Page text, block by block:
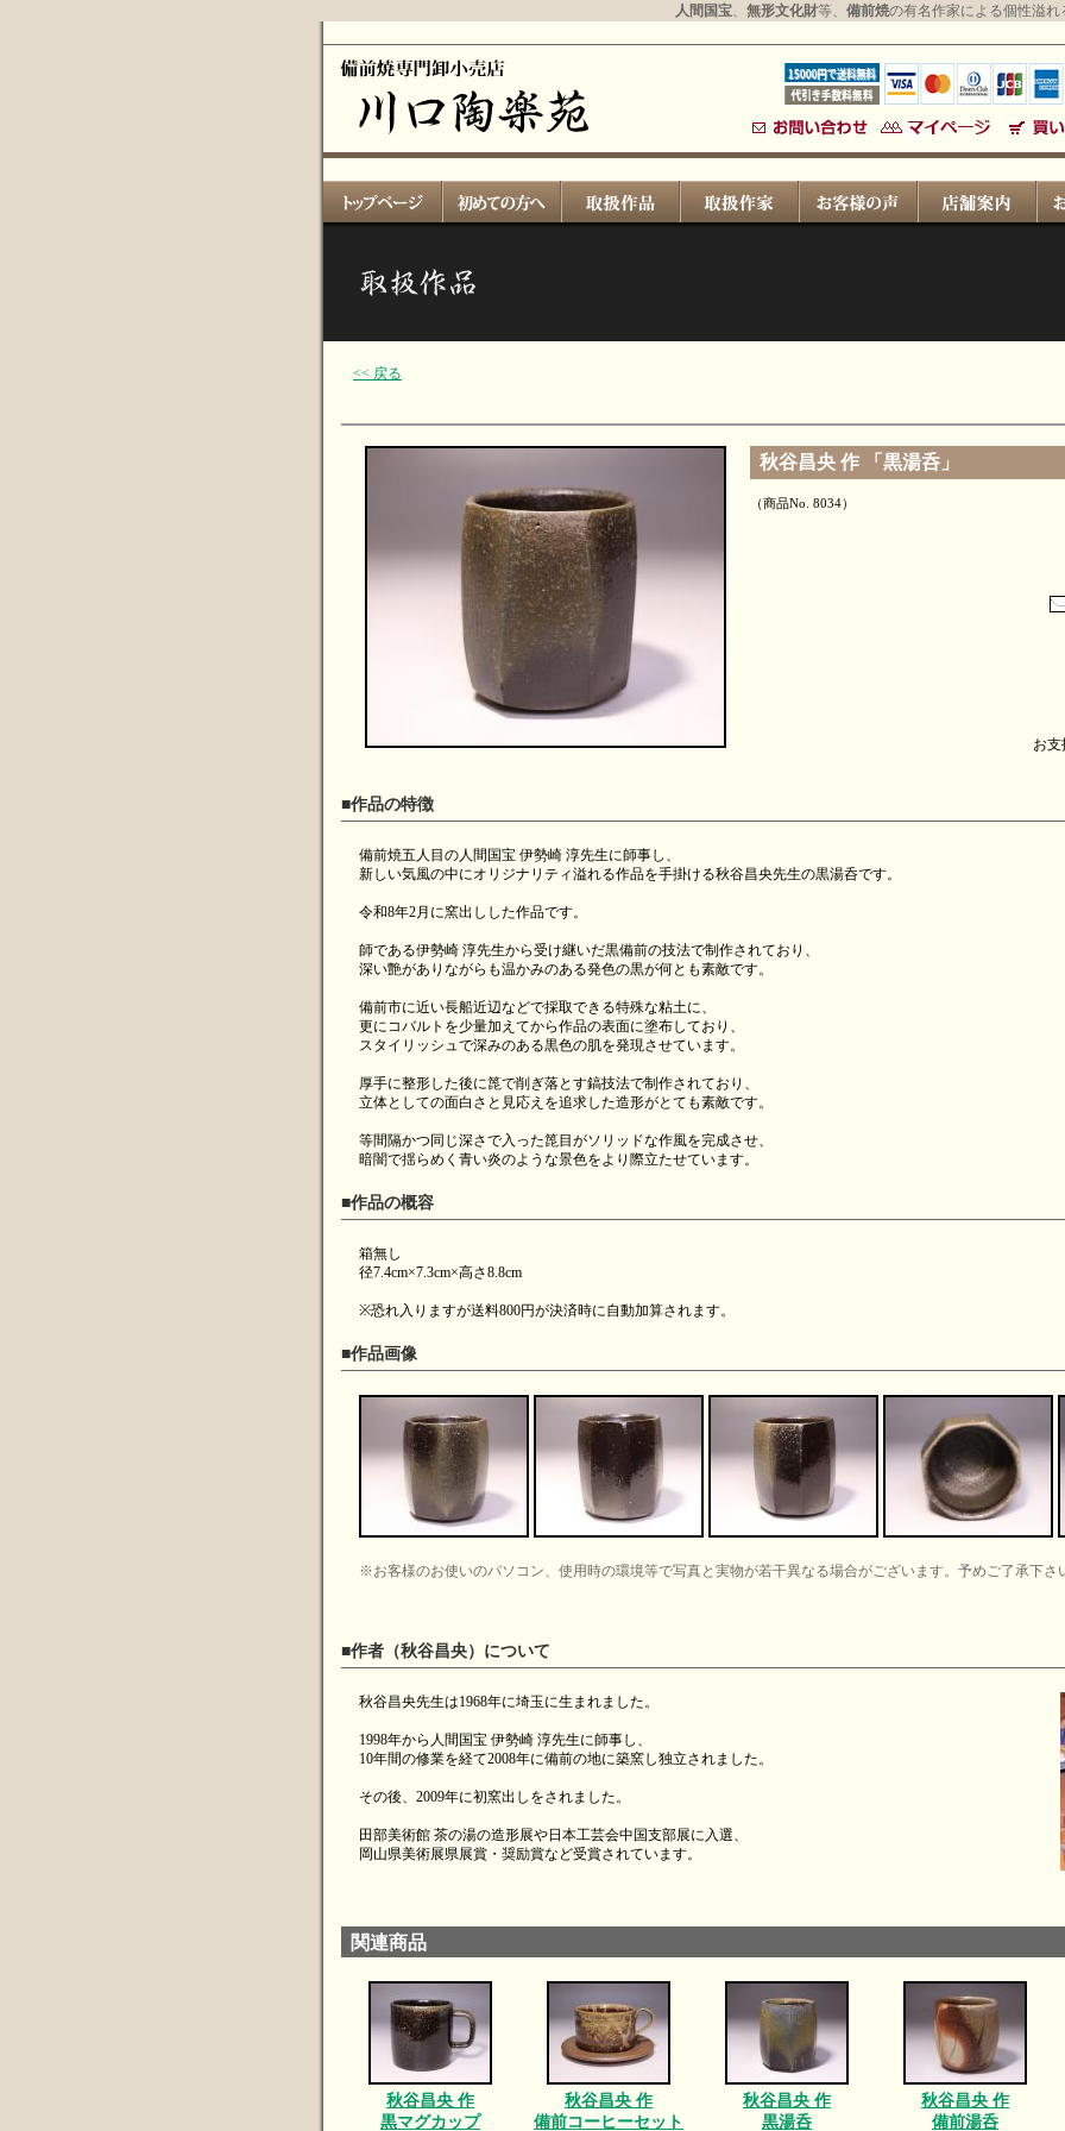
人間国宝、 無形文化財等、 備前焼の有名作家による個性溢
<< 戻る
秋谷昌央 作 「黒湯呑」
（商品No. 8034）
お支
■作品の特徴
備前焼五人目の人間国宝 伊勢崎 淳先生に師事し、
新しい気風の中にオリジナリティ溢れる作品を手掛ける秋谷昌央先生の黒湯呑です。
令和8年2月に窯出しした作品です。
師である伊勢崎 淳先生から受け継いだ黒備前の技法で制作されており、
深い艶がありながらも温かみのある発色の黒が何とも素敵です。
備前市に近い長船近辺などで採取できる特殊な粘土に、
更にコバルトを少量加えてから作品の表面に塗布しており、
スタイリッシュで深みのある黒色の肌を発現させています。
厚手に整形した後に箆で削ぎ落とす鎬技法で制作されており、
立体としての面白さと見応えを追求した造形がとても素敵です。
等間隔かつ同じ深さで入った箆目がソリッドな作風を完成させ、
暗闇で揺らめく青い炎のような景色をより際立たせています。
■作品の概容
箱無し
径7.4cm×7.3cm×高さ8.8cm
※恐れ入りますが送料800円が決済時に自動加算されます。
■作品画像
※お客様のお使いのパソコン、使用時の環境等で写真と実物が若干異なる場合がございます。予めご了承下さ
■作者（秋谷昌央）について
秋谷昌央先生は1968年に埼玉に生まれました。
1998年から人間国宝 伊勢崎 淳先生に師事し、
10年間の修業を経て2008年に備前の地に築窯し独立されました。
その後、2009年に初窯出しをされました。
田部美術館 茶の湯の造形展や日本工芸会中国支部展に入選、
岡山県美術展県展賞・奨励賞など受賞されています。
関連商品
秋谷昌央 作
黒マグカップ
秋谷昌央 作
備前コーヒーセット
秋谷昌央 作
黒湯呑
秋谷昌央 作
備前湯呑